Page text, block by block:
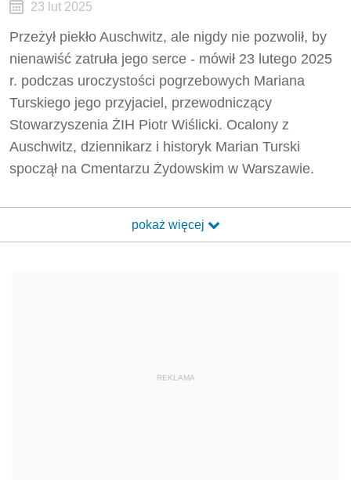
23 lut 2025
Przeżył piekło Auschwitz, ale nigdy nie pozwolił, by
nienawiść zatruła jego serce - mówił 23 lutego 2025
r. podczas uroczystości pogrzebowych Mariana
Turskiego jego przyjaciel, przewodniczący
Stowarzyszenia ŻIH Piotr Wiślicki. Ocalony z
Auschwitz, dziennikarz i historyk Marian Turski
spoczął na Cmentarzu Żydowskim w Warszawie.
pokaż więcej
REKLAMA